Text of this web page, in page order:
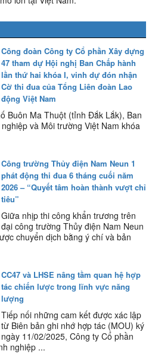
Công đoàn Công ty Cổ phần Xây dựng
47 tham dự Hội nghị Ban Chấp hành
lần thứ hai khóa I, vinh dự đón nhận
Cờ thi đua của Tổng Liên đoàn Lao
động Việt Nam
Buôn Ma Thuột (tỉnh Đắk Lắk), Ban
và Môi trường Việt Nam khóa
Công trường Thủy điện Nam Neun 1
phát động thi đua 6 tháng cuối năm
2026 – “Quyết tâm hoàn thành vượt chỉ
tiêu”
Giữa nhịp thi công khẩn trương trên
đại công trường Thủy điện Nam Neun
chuyển dịch bằng ý chí và bản
CC47 và LHSE nâng tầm quan hệ hợp
tác chiến lược trong lĩnh vực năng
lượng
Tiếp nối những cam kết được xác lập
từ Biên bản ghi nhớ hợp tác (MOU) ký
ngày 11/02/2025, Công ty Cổ phần
nghiệp ...